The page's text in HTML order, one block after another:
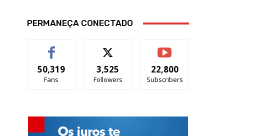
PERMANEÇA CONECTADO
50,319
Fans
3,525
Followers
22,800
Subscribers